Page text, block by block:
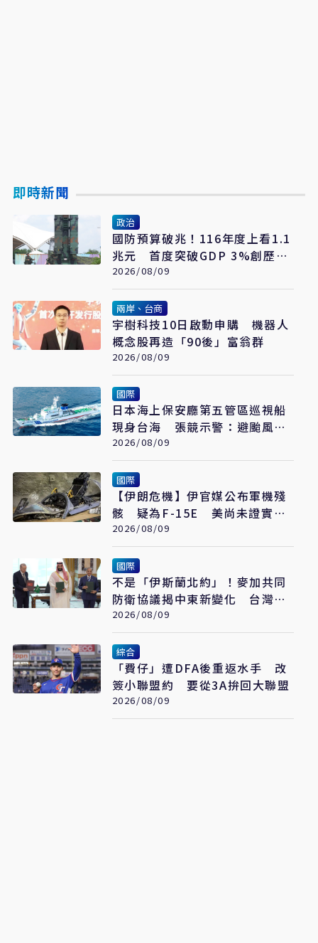
即時新聞
政治
國防預算破兆！116年度上看1.1
兆元 首度突破GDP 3%創歷史
新高
2026/08/09
兩岸、台商
宇樹科技10日啟動申購 機器人
概念股再造「90後」富翁群
2026/08/09
國際
日本海上保安廳第五管區巡視船
現身台海 張競示警：避颱風也
要關注航行動向
2026/08/09
國際
【伊朗危機】伊官媒公布軍機殘
骸 疑為F-15E 美尚未證實遭
擊落
2026/08/09
國際
不是「伊斯蘭北約」！麥加共同
防衛協議揭中東新變化 台灣該
看懂「多層次安全」
2026/08/09
綜合
「費仔」遭DFA後重返水手 改
簽小聯盟約 要從3A拚回大聯盟
2026/08/09